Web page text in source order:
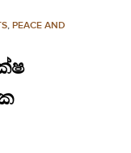
, PEACE AND